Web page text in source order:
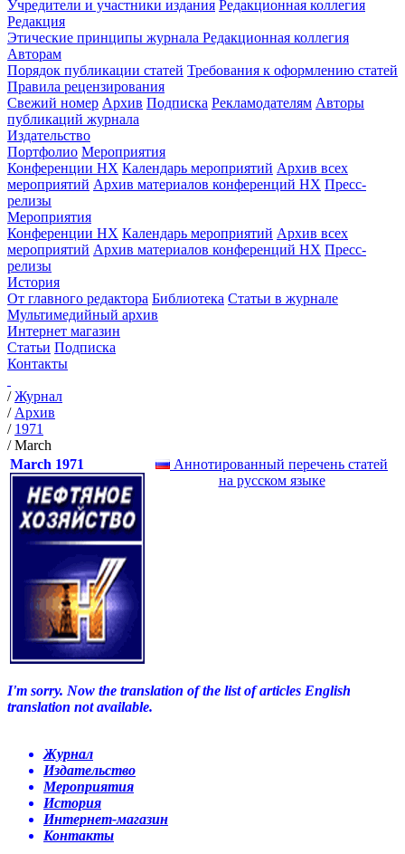
Учредители и участники издания Редакционная коллегия
Редакция
Этические принципы журнала Редакционная коллегия
Авторам
Порядок публикации статей Требования к оформлению статей
Правила рецензирования
Свежий номер Архив Подписка Рекламодателям Авторы
публикаций журнала
Издательство
Портфолио Мероприятия
Конференции НХ Календарь мероприятий Архив всех
мероприятий Архив материалов конференций НХ Пресс-
релизы
Мероприятия
Конференции НХ Календарь мероприятий Архив всех
мероприятий Архив материалов конференций НХ Пресс-
релизы
История
От главного редактора Библиотека Статьи в журнале
Мультимедийный архив
Интернет магазин
Статьи Подписка
Контакты
/Журнал
/ Архив
/ 1971
/March
March 1971
Аннотированный перечень статей
на русском языке
I'm sorry. Now the translation of the list of articles English
translation not available.
Журнал
Издательство
Мероприятия
История
Интернет-магазин
Контакты